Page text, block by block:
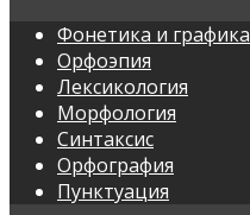
Фонетика и графика
Орфоэпия
Лексикология
Морфология
Синтаксис
Орфография
Пунктуация